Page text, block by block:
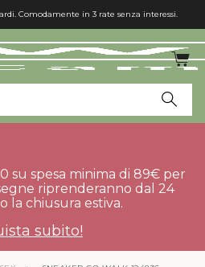
Comodamente in 3 rate senza interessi.
su spesa minima di 89€ per
riprenderanno dal 24
la chiusura estiva.
subito!